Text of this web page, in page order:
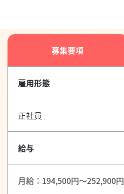
募集要項
雇用形態
正社員
給与
月給：194,500円～252,900円